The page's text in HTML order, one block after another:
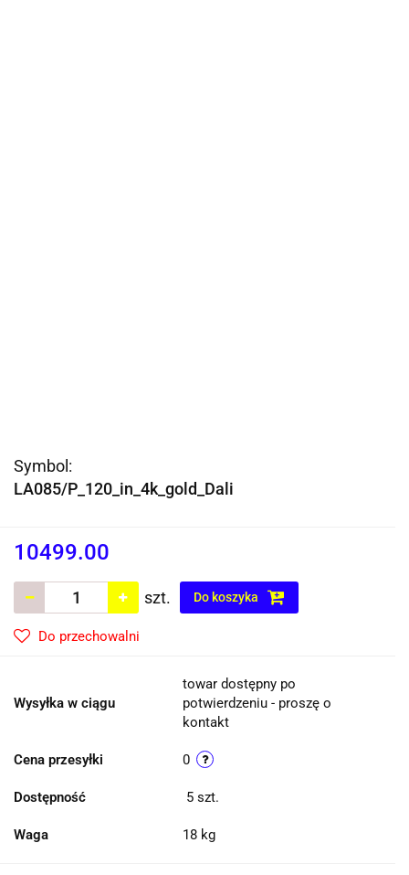
Symbol:
LA085/P_120_in_4k_gold_Dali
10499.00
szt. Do koszyka
Do przechowalni
Wysyłka w ciągu
towar dostępny po
potwierdzeniu - proszę o
kontakt
Cena przesyłki 0
Dostępność 5 szt.
Waga 18 kg